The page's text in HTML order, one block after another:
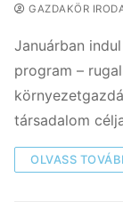
GAZDAKÖR
Januárban
program –
társadalom
OLVASS